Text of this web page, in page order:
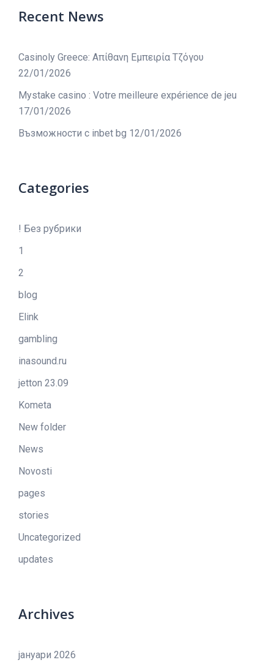
Recent News
Casinoly Greece: Απίθανη Εμπειρία Τζόγου
22/01/2026
Mystake casino : Votre meilleure expérience de jeu
17/01/2026
Възможности с inbet bg 12/01/2026
Categories
! Без рубрики
1
2
blog
Elink
gambling
inasound.ru
jetton 23.09
Kometa
New folder
News
Novosti
pages
stories
Uncategorized
updates
Archives
јануари 2026